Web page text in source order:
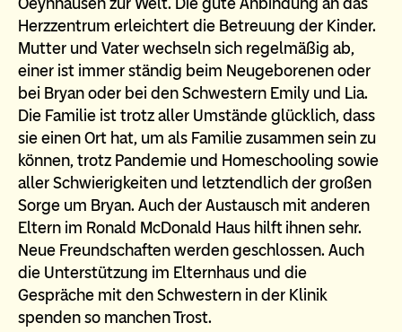
Herzzentrum erleichtert die Betreuung der Kinder.
Mutter und Vater wechseln sich regelmäßig ab,
einer ist immer ständig beim Neugeborenen oder
bei Bryan oder bei den Schwestern Emily und Lia.
Die Familie ist trotz aller Umstände glücklich, dass
sie einen Ort hat, um als Familie zusammen sein zu
können, trotz Pandemie und Homeschooling sowie
aller Schwierigkeiten und letztendlich der großen
Sorge um Bryan. Auch der Austausch mit anderen
Eltern im Ronald McDonald Haus hilft ihnen sehr.
Neue Freundschaften werden geschlossen. Auch
die Unterstützung im Elternhaus und die
Gespräche mit den Schwestern in der Klinik
spenden so manchen Trost.